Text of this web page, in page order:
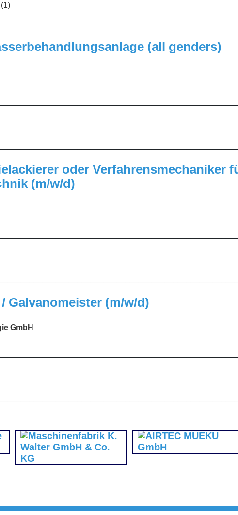
(1)
(all genders)
oder Verfahrensmechaniker
(m/w/d)
Galvanomeister (m/w/d)
GmbH